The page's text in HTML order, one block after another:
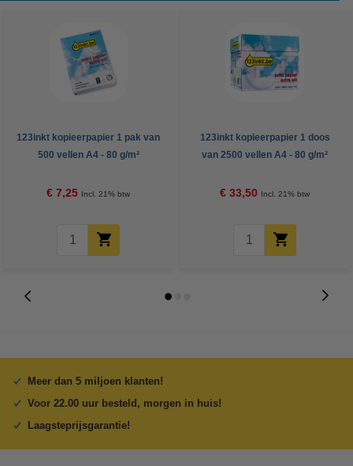
123inkt kopieerpapier 1 pak van
500 vellen A4 - 80 g/m²
€ 7,25 Incl. 21% btw
123inkt kopieerpapier 1 doos
van 2500 vellen A4 - 80 g/m²
€ 33,50 Incl. 21% btw
Meer dan 5 miljoen klanten!
Voor 22.00 uur besteld, morgen in huis!
Laagsteprijsgarantie!